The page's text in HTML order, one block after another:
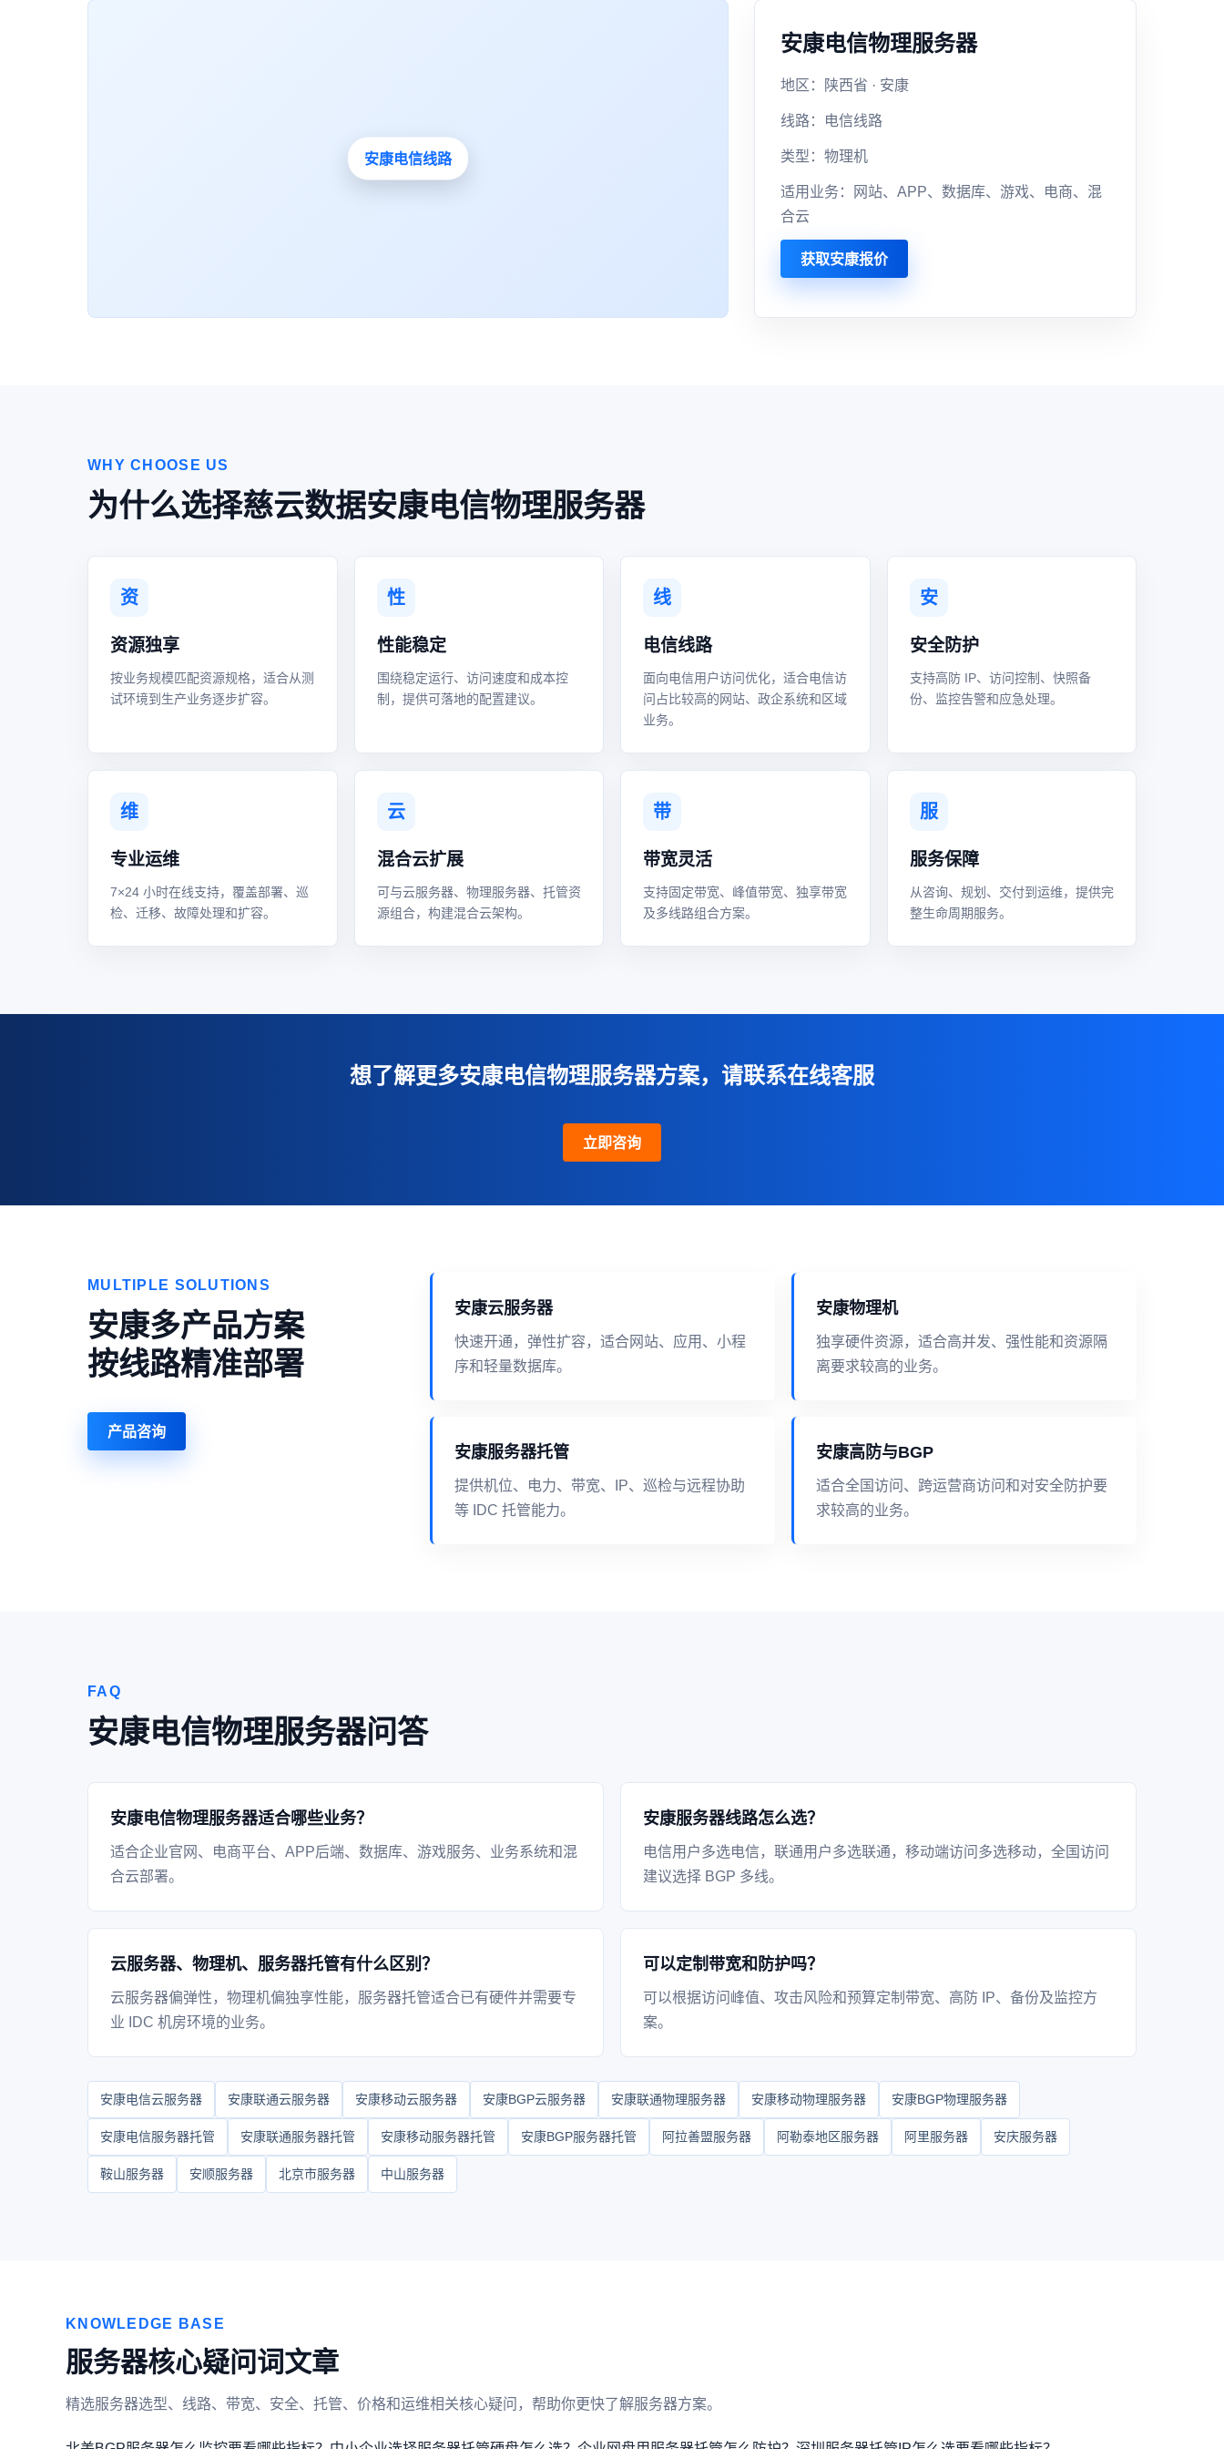
安康电信物理服务器
地区：陕西省 · 安康
线路：电信线路
类型：物理机
适用业务：网站、APP、数据库、游戏、电商、混
合云
获取安康报价
WHY CHOOSE US
为什么选择慈云数据安康电信物理服务器
资
资源独享
按业务规模匹配资源规格，适合从测
试环境到生产业务逐步扩容。
性
性能稳定
围绕稳定运行、访问速度和成本控
制，提供可落地的配置建议。
线
电信线路
面向电信用户访问优化，适合电信访
问占比较高的网站、政企系统和区域
业务。
安
安全防护
支持高防 IP、访问控制、快照备
份、监控告警和应急处理。
维
专业运维
7×24 小时在线支持，覆盖部署、巡
检、迁移、故障处理和扩容。
云
混合云扩展
可与云服务器、物理服务器、托管资
源组合，构建混合云架构。
带
带宽灵活
支持固定带宽、峰值带宽、独享带宽
及多线路组合方案。
服
服务保障
从咨询、规划、交付到运维，提供完
整生命周期服务。
想了解更多安康电信物理服务器方案，请联系在线客服
立即咨询
MULTIPLE SOLUTIONS
安康多产品方案
按线路精准部署
产品咨询
安康云服务器
快速开通，弹性扩容，适合网站、应用、小程
序和轻量数据库。
安康物理机
独享硬件资源，适合高并发、强性能和资源隔
离要求较高的业务。
安康服务器托管
提供机位、电力、带宽、IP、巡检与远程协助
等 IDC 托管能力。
安康高防与BGP
适合全国访问、跨运营商访问和对安全防护要
求较高的业务。
FAQ
安康电信物理服务器问答
安康电信物理服务器适合哪些业务？
适合企业官网、电商平台、APP后端、数据库、游戏服务、业务系统和混
合云部署。
安康服务器线路怎么选？
电信用户多选电信，联通用户多选联通，移动端访问多选移动，全国访问
建议选择 BGP 多线。
云服务器、物理机、服务器托管有什么区别？
云服务器偏弹性，物理机偏独享性能，服务器托管适合已有硬件并需要专
业 IDC 机房环境的业务。
可以定制带宽和防护吗？
可以根据访问峰值、攻击风险和预算定制带宽、高防 IP、备份及监控方
案。
安康电信云服务器 安康联通云服务器 安康移动云服务器 安康BGP云服务器 安康联通物理服务器 安康移动物理服务器 安康BGP物理服务器
安康电信服务器托管 安康联通服务器托管 安康移动服务器托管 安康BGP服务器托管 阿拉善盟服务器 阿勒泰地区服务器 阿里服务器 安庆服务器
鞍山服务器 安顺服务器 北京市服务器 中山服务器
KNOWLEDGE BASE
服务器核心疑问词文章
精选服务器选型、线路、带宽、安全、托管、价格和运维相关核心疑问，帮助你更快了解服务器方案。